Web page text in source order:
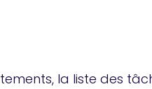
la liste des